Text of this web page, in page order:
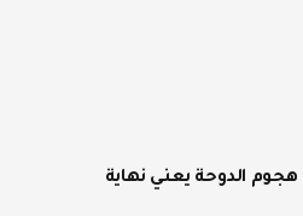
الدوحة يعني نهاية